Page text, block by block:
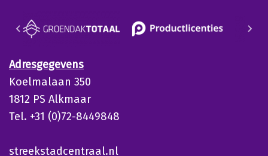
Adresgegevens
Koelmalaan 350
1812 PS Alkmaar
Tel. +31 (0)72-8449848
streekstadcentraal.nl